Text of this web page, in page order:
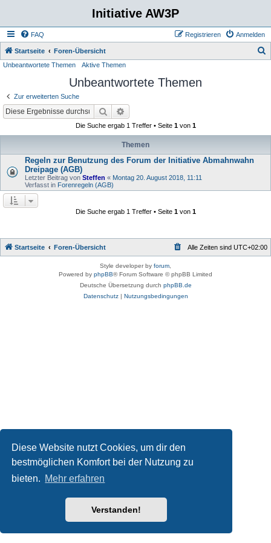
Diese Website nutzt Cookies, um dir den
bestmöglichen Komfort bei der Nutzung zu
bieten. Mehr erfahren
Verstanden!
Initiative AW3P
FAQ Anmelden
Registrieren
Startseite Foren-Übersicht
Unbeantwortete Themen Aktive Themen
Unbeantwortete Themen
Zur erweiterten Suche
Suche
Die Suche ergab 1 Treffer • Seite 1von 1
Themen
Regeln zur Benutzung des Forum der Initiative Abmahnwahn
Dreipage (AGB)
Letzter Beitrag von Steffen « Montag 20. August 2018, 11:11
Verfasst in Forenregeln (AGB)
Die Suche ergab 1 Treffer • Seite 1von 1
Startseite Foren-Übersicht Alle Zeiten sind UTC+02:00
Style developer by forum
Powered by phpBB® Forum Software © phpBB Limited
Deutsche Übersetzung durch phpBB.de
Datenschutz| Nutzungsbedingungen